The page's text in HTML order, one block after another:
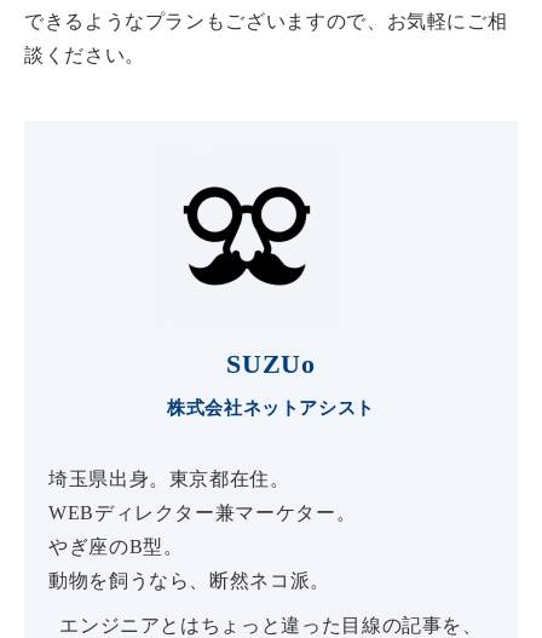
できるようなプランもございますので、お気軽にご相
談ください。
SUZUo
株式会社ネットアシスト
埼玉県出身。東京都在住。
WEBディレクター兼マーケター。
やぎ座のB型。
動物を飼うなら、断然ネコ派。
エンジニアとはちょっと違った目線の記事を、